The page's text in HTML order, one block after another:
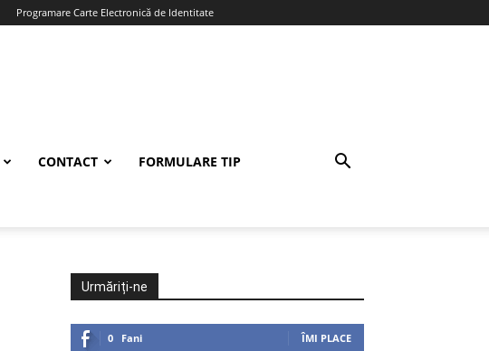
Programare Carte Electronică de Identitate
CONTACT FORMULARE TIP
Urmăriți-ne
0 Fani ÎMI PLACE